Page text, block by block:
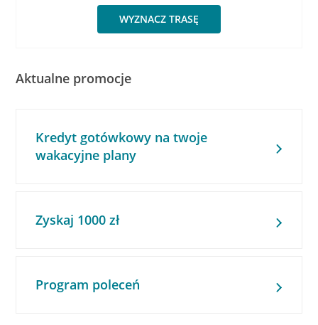
WYZNACZ TRASĘ
Aktualne promocje
Kredyt gotówkowy na twoje
wakacyjne plany
Zyskaj 1000 zł
Program poleceń